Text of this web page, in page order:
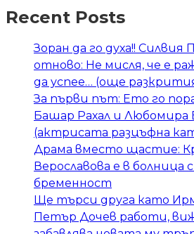
Recent Posts
Зоран да го духа!! Силвия
отново: Не мисля, че е
да успее… (още
За първи път: Ето го
Башар Рахал и Любомира
(актрисата разцъфна
Драма вместо щастие:
Верославова е в болница
бременност
Ще търси друга като
Петър Дочев работи,